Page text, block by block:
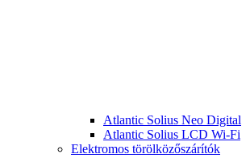
Atlantic Solius Neo Digital
Atlantic Solius LCD Wi-Fi
Elektromos törölközőszárítók